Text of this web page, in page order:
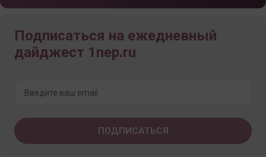
Подписаться на ежедневный
дайджест 1nep.ru